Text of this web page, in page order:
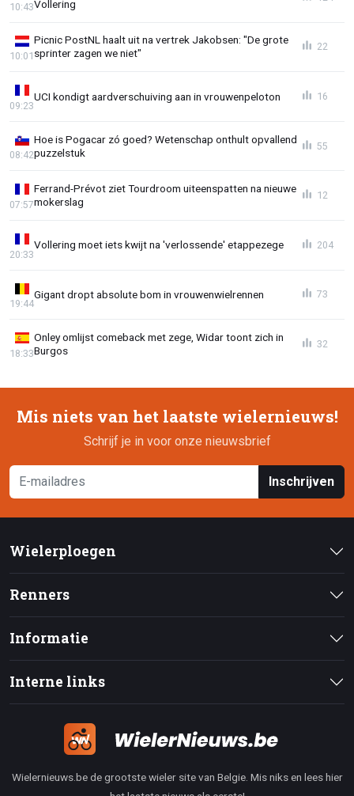
Vollering
10:43
Picnic PostNL haalt uit na vertrek Jakobsen: "De grote
sprinter zagen we niet"
10:01
22
UCI kondigt aardverschuiving aan in vrouwenpeloton
09:23
16
Hoe is Pogacar zó goed? Wetenschap onthult opvallend
puzzelstuk
08:42
55
Ferrand-Prévot ziet Tourdroom uiteenspatten na nieuwe
mokerslag
07:57
12
Vollering moet iets kwijt na 'verlossende' etappezege
20:33
204
Gigant dropt absolute bom in vrouwenwielrennen
19:44
73
Onley omlijst comeback met zege, Widar toont zich in
Burgos
18:33
32
Mis niets van het laatste wielernieuws!
Schrijf je in voor onze nieuwsbrief
Inschrijven
Wielerploegen
Renners
Informatie
Interne links
Wielernieuws.be de grootste wieler site van Belgie. Mis niks en lees hier